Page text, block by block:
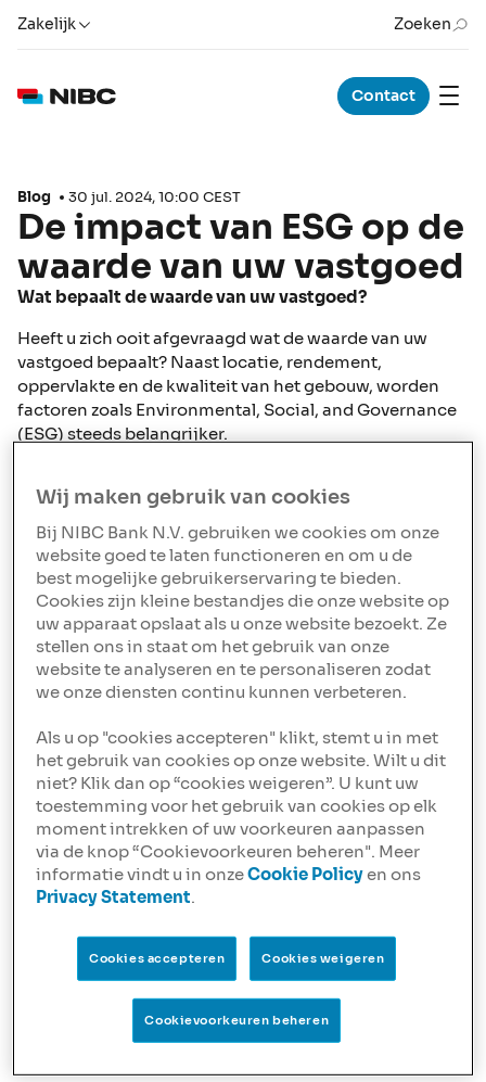
Zakelijk Zoeken
Contact
Blog 30 jul. 2024, 10:00 CEST
De impact van ESG op de
waarde van uw vastgoed
Wat bepaalt de waarde van uw vastgoed?
Heeft u zich ooit afgevraagd wat de waarde van uw
vastgoed bepaalt? Naast locatie, rendement,
oppervlakte en de kwaliteit van het gebouw, worden
factoren zoals Environmental, Social, and Governance
(ESG) steeds belangrijker.
commercieel vastgoed beïnvloeden
ESG- en klimaatrisico's zijn nu integrale onderdelen bij
het bepalen van de marktwaarde van commercieel
vastgoed. Grote banken, taxatiebureaus en
brancheverenigingen erkennen deze verschuiving en
hebben gezamenlijk een nieuwe duurzaamheidssectie
ontwikkeld voor vastgoedwaarderingen. In deze sectie
wordt expliciet rekening gehouden met ESG- en
beoordeling van de marktwaarde.
Door deze duurzaamheidselementen mee te nemen,
kunnen taxateurs de duurzaamheidsprestaties van een
object beter beschrijven en de invloed ervan op de
marktwaarde verwerken. Ze beoordelen bijvoorbeeld
het werkelijke energieverbruik om CO2-uitstoot en
energiekosten te schatten, en nemen milieurisico's
marktwaarde van vastgoed na
verduurzamingsmaatregelen, zoals het behalen van een
A-label, inclusief bijbehorende kosten.
Het ESG-portaal van NIBC: ondersteuning van uw
Wij maken gebruik van cookies
Bij NIBC Bank N.V. gebruiken we cookies om onze
website goed te laten functioneren en om u de
best mogelijke gebruikerservaring te bieden.
Cookies zijn kleine bestandjes die onze website op
uw apparaat opslaat als u onze website bezoekt. Ze
stellen ons in staat om het gebruik van onze
website te analyseren en te personaliseren zodat
we onze diensten continu kunnen verbeteren.
Als u op "cookies accepteren" klikt, stemt u in met
het gebruik van cookies op onze website. Wilt u dit
niet? Klik dan op “cookies weigeren”. U kunt uw
toestemming voor het gebruik van cookies op elk
moment intrekken of uw voorkeuren aanpassen
via de knop “Cookievoorkeuren beheren". Meer
informatie vindt u in onzeCookie Policyen ons
Privacy Statement.
Cookies accepteren Cookies weigeren
Cookievoorkeuren beheren